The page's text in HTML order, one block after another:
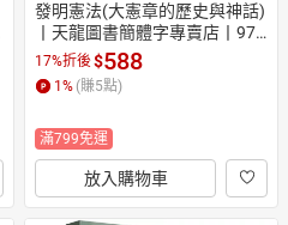
發明憲法(大憲章的歷史與神話)
丨天龍圖書簡體字專賣店丨978
7100249607 (tl2607)
17%折後$588
1% (賺5點)
滿799免運
放入購物車